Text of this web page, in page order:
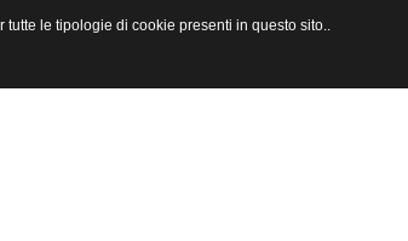
le tipologie di cookie presenti in questo sito..